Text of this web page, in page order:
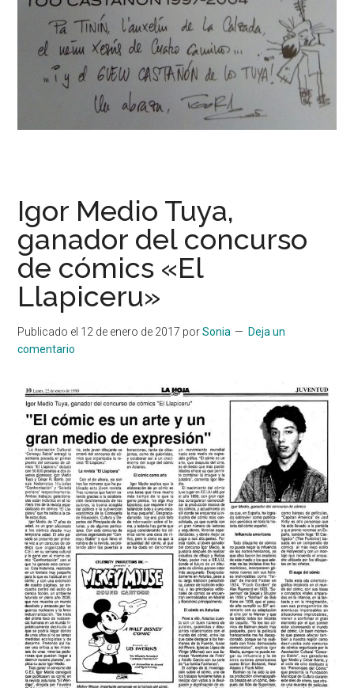
Igor Medio Tuya,
ganador del concurso
de cómics «El
Llapiceru»
Publicado el 12 de enero de 2017 porSonia
Deja un
comentario